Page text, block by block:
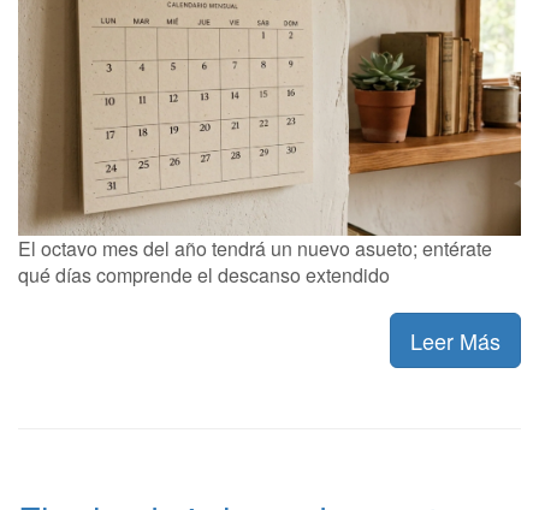
El octavo mes del año tendrá un nuevo asueto; entérate
qué días comprende el descanso extendido
Leer Más